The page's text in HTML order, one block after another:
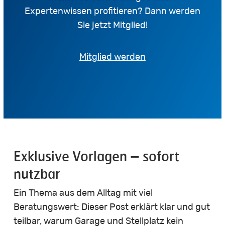
Expertenwissen profitieren? Dann werden
Sie jetzt Mitglied!
Mitglied werden
Exklusive Vorlagen – sofort
nutzbar
Ein Thema aus dem Alltag mit viel
Beratungswert: Dieser Post erklärt klar und gut
teilbar, warum Garage und Stellplatz kein